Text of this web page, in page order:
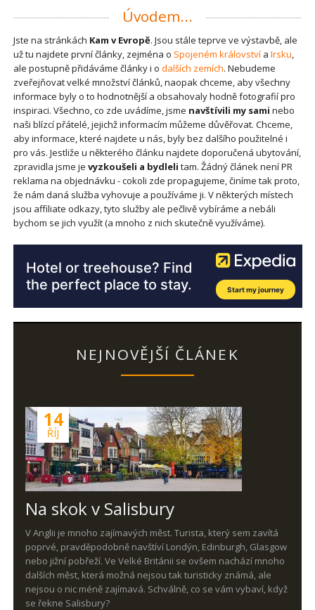
Úvodem...
Jste na stránkách Kam v Evropě. Jsou stále teprve ve výstavbě, ale
už tu najdete první články, zejména o Spojeném královstvía Irsku,
ale postupně přidáváme články i o dalších zemích. Nebudeme
zveřejňovat velké množství článků, naopak chceme, aby všechny
informace byly o to hodnotnější a obsahovaly hodně fotografií pro
inspiraci. Všechno, co zde uvádíme, jsme navštívili my sami nebo
naši blízcí přátelé, jejichž informacím můžeme důvěřovat. Chceme,
aby informace, které najdete u nás, byly bez dalšího použitelné i
pro vás. Jestliže u některého článku najdete doporučená ubytování,
zpravidla jsme je vyzkoušeli a bydleli tam. Žádný článek není PR
reklama na objednávku - cokoli zde propagujeme, činíme tak proto,
že nám daná služba vyhovuje a používáme ji. V některých místech
jsou affiliate odkazy, tyto služby ale pečlivě vybíráme a nebáli
bychom se jich využít (a mnoho z nich skutečně využíváme).
NEJNOVĚJŠÍ ČLÁNEK
14
ŘÍJ
Na skok v Salisbury
V Anglii je mnoho zajímavých měst. Turista, který sem zavítá
poprvé, pravděpodobně navštíví Londýn, Edinburgh, Glasgow
nebo jižní pobřeží. Ve Velké Británii se ovšem nachází mnoho
dalších měst, která možná nejsou tak turisticky známá, ale
nejsou o nic méně zajímavá. Schválně, co se vám vybaví, když
se řekne Salisbury?